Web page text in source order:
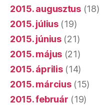
2015. augusztus(18)
2015. július(19)
2015. június(21)
2015. május (21)
2015. április(14)
2015. március(15)
2015. február (19)